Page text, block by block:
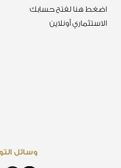
اضغط هنا لفتح حسابك
الاستثماري أونلاين
وسائل